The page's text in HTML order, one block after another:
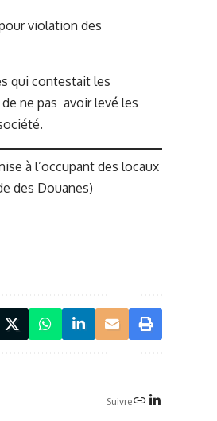
violation des
qui contestait les
ne pas avoir levé les
à l’occupant des locaux
des Douanes)
Suivre